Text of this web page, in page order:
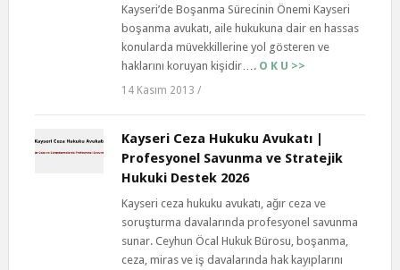
Kayseri’de Boşanma Sürecinin Önemi Kayseri
boşanma avukatı, aile hukukuna dair en hassas
konularda müvekkillerine yol gösteren ve
haklarını koruyan kişidir…. O K U >>
14 Kasım 2013 /
Kayseri Ceza Hukuku Avukatı |
Profesyonel Savunma ve Stratejik
Hukuki Destek 2026
Kayseri ceza hukuku avukatı, ağır ceza ve
soruşturma davalarında profesyonel savunma
sunar. Ceyhun Öcal Hukuk Bürosu, boşanma,
ceza, miras ve iş davalarında hak kayıplarını